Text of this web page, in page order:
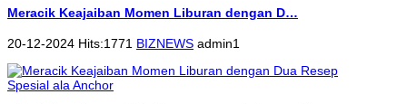
Meracik Keajaiban Momen Liburan dengan D…
20-12-2024 Hits:1771 BIZNEWS admin1